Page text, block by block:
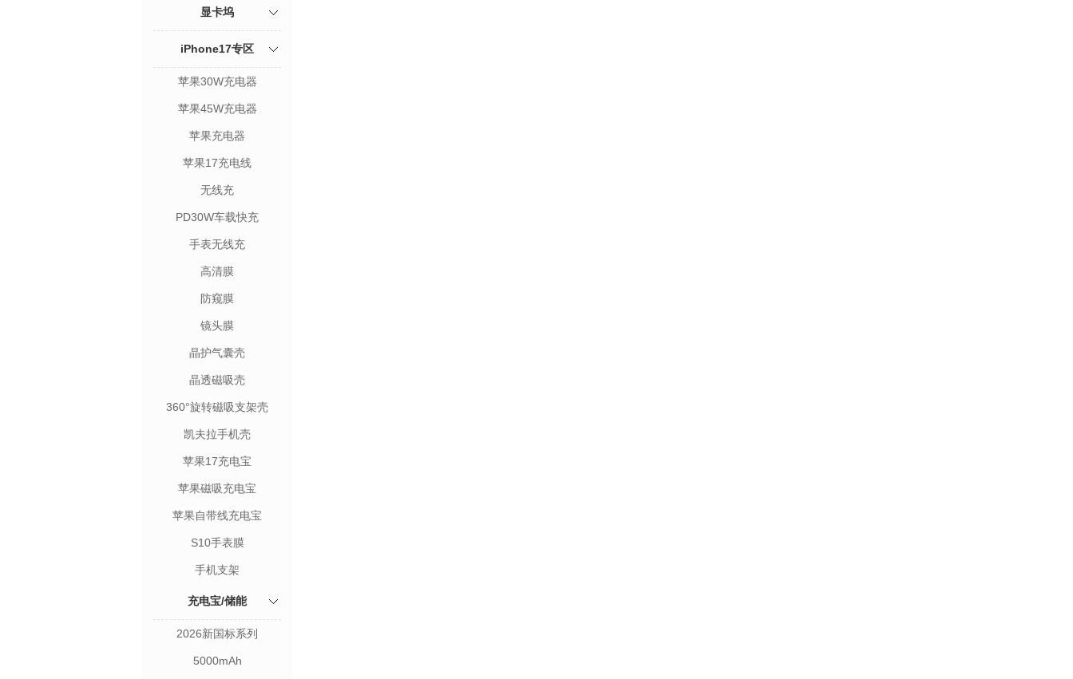
显卡坞
iPhone17专区
苹果30W充电器
苹果45W充电器
苹果充电器
苹果17充电线
无线充
PD30W车载快充
手表无线充
高清膜
防窥膜
镜头膜
晶护气囊壳
晶透磁吸壳
360°旋转磁吸支架壳
凯夫拉手机壳
苹果17充电宝
苹果磁吸充电宝
苹果自带线充电宝
S10手表膜
手机支架
充电宝/储能
2026新国标系列
5000mAh